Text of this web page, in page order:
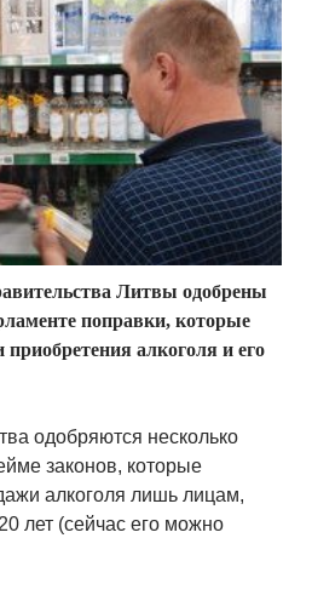
Литвы одобрены
поправки, которые
алкоголя и его
одобряются несколько
законов, которые
алкоголя лишь лицам,
лет (сейчас его можно